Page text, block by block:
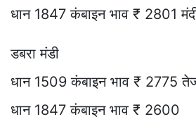
धान 1847 कंबाइन भाव ₹ 2801
डबरा मंडी
धान 1509 कंबाइन भाव ₹ 2775
धान 1847 कंबाइन भाव ₹ 2600